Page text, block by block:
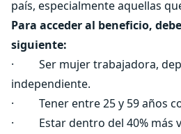
país, especialmente aquellas
Para acceder al beneficio,
siguiente:
· Ser mujer trabajadora,
independiente.
· Tener entre 25 y 59 años
· Estar dentro del 40% más